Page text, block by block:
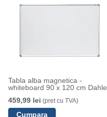
Tabla alba magnetica -
whiteboard 90 x 120 cm Dahle
459,99 lei (pret cu TVA)